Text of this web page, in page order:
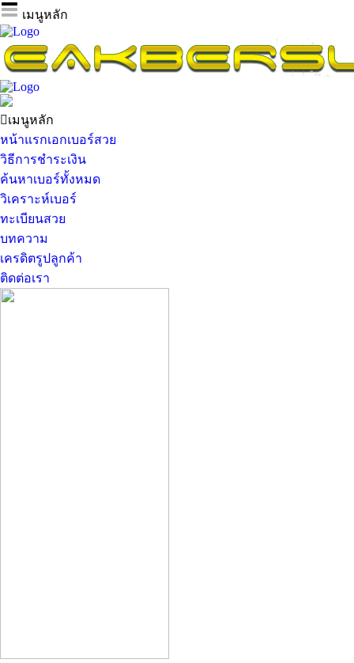
เมนูหลัก
เมนูหลัก
หน้าแรกเอกเบอร์สวย
วิธีการชำระเงิน
ค้นหาเบอร์ทั้งหมด
วิเคราะห์เบอร์
ทะเบียนสวย
บทความ
เครดิตรูปลูกค้า
ติดต่อเรา